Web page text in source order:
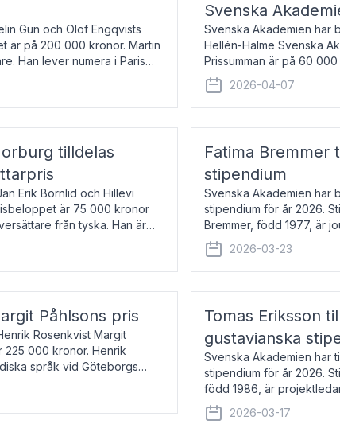
Gun och Olof Engqvists
är på 200 000 kronor. Martin
Han lever numera i Paris
Svenska
Svenska Akademien har
Hellén-Halme Svenska
Prissumman är på 60
översätter huvudsakligen
2026-04-07
tilldelas
Erik Bornlid och Hillevi
är 75 000 kronor
från tyska. Han är
Fatima Bremmer
stipendium
Svenska Akademien har
stipendium för år 2026.
Bremmer, född 1977, är
boken Ligan.
2026-03-23
Påhlsons pris
Rosenkvist Margit
225 000 kronor. Henrik
språk vid Göteborgs
Tomas Eriksson
gustavianska
Svenska Akademien har
stipendium för år 2026.
född 1986, är
utkom i fjol med boken
2026-03-17